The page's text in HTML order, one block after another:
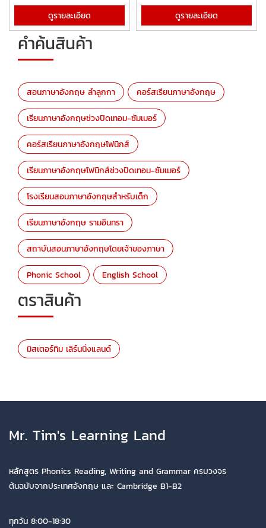
ดูรายละเอียด ดูรายละเอียด
คำค้นสินค้า
สอนภาษาอังกฤษ ลำลูกกา คอร์สเรียนภาษาอังกฤษ
เรียนภาษาอังกฤษช่วงปิดเทอม-ซัมเมอร์
คอร์สเรียนภาษาอังกฤษโฟนิกส์
เรียนภาษาอังกฤษโฟนิกส์ช่วงปิดเทอม-ซัมเมอร์
โรงเรียนสอนภาษาอังกฤษสำหรับเด็ก
เรียนภาษาอังกฤษ รามอินทรา
สถาบันสอนภาษาอังกฤษโดยเจ้าของภาษา
Phonic School English School
ตราสินค้า
มิสเตอร์ทิม เลิร์นนิ่งแลนด์
Mr. Tim's Learning Land
หลักสูตร Phonics Reading, Writing and Grammar ครบวงจร
ต้นฉบับจากประเทศอังกฤษ และ Cambridge B1-B2
ทุกวัน 8:00-18:30